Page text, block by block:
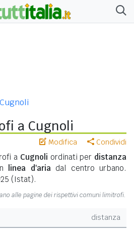
Cugnoli
a Cugnoli
Modifica Condividi
a Cugnoli ordinati per distanza
linea d'aria dal centro urbano.
(Istat).
alle pagine dei rispettivi comuni limitrofi.
distanza